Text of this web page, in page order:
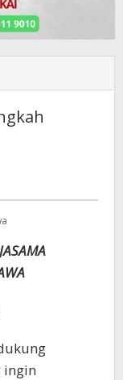
ingin